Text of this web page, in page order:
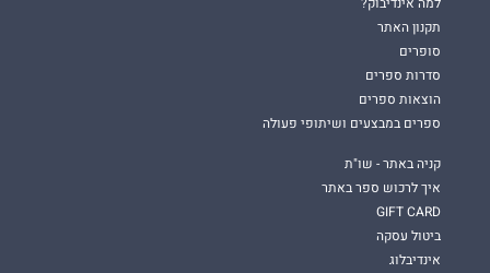
Romantic Rush Book Blog
תמימה. חפה מכל פשע. טהורה. שבורת לב. ג'וזי ווֹס השתייכה
למשפחה היחידה ששנאתי יותר מכול - וגרמתי לה לתעב אותי באותה
ואז הלכתי לאיבוד בתוכנית שרקמתי והתאהבתי באויבת שלי.
תקנון האתר
סופרים
סדרות ספרים
הוצאות ספרים
ספרים במבצעים ושיתופי פעולה
קניה באתר - שו"ת
איך לרכוש ספר באתר
GIFT CARD
ביטול עסקה
אינדיבלוג